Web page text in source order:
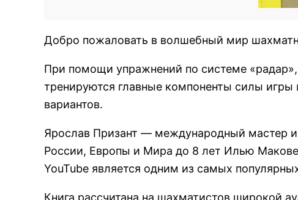
Добро пожаловать в волшебный мир
При помощи упражнений по системе «радар»,
тренируются главные компоненты силы
вариантов.
Ярослав Призант — международный мастер
России, Европы и Мира до 8 лет Илью
YouTube является одним из самых
Книга рассчитана на шахматистов широкой